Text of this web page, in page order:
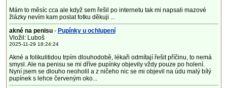
Mám to měsíc cca ale když sem řešil po internetu tak mi napsali mazové
žlázky nevím kam poslat fotku děkuji ...
akné na penisu- Pupínky u ochlupení
Vložil: Luboš
2025-11-29 18:24:24
Akné a folikulitidou trpím dlouhodobě, lékaři odmítají řešit příčinu, to nemá
smysl. Ale na penisu se mi dříve pupínky objevily vždy pouze po holení.
Nyní jsem se dlouho neoholil a z ničeho nic se mi objevil na údu malý bílý
pupínek s lehce červeným oko...